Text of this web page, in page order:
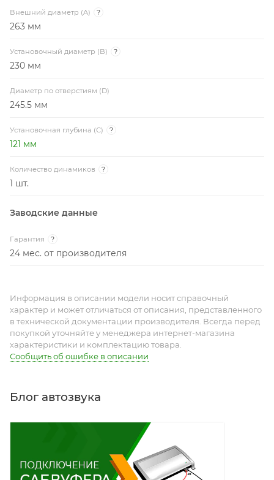
Внешний диаметр (A) ?
263 мм
Установочный диаметр (B) ?
230 мм
Диаметр по отверстиям (D)
245.5 мм
Установочная глубина (C) ?
121 мм
Количество динамиков ?
1 шт.
Заводские данные
Гарантия ?
24 мес. от производителя
Информация в описании модели носит справочный
характер и может отличаться от описания, представленного
в технической документации производителя. Всегда перед
покупкой уточняйте у менеджера интернет-магазина
характеристики и комплектацию товара.
Сообщить об ошибке в описании
Блог автозвука